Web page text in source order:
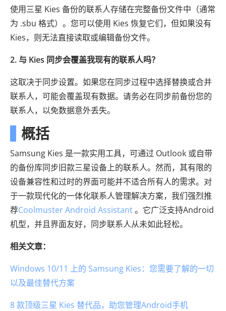
使用三星 Kies 备份的联系人存储在完整备份文件中（通常
为 .sbu 格式）。您可以使用 Kies 恢复它们，但如果没有
Kies，则无法直接读取或编辑备份文件。
2. 与 Kies 同步会覆盖我现有的联系人吗？
这取决于同步设置。如果您在同步过程中选择替换或合并
联系人，可能会覆盖现有数据。请务必在同步前备份您的
联系人，以免数据意外丢失。
概括
Samsung Kies 是一款实用工具，可通过 Outlook 或自带
的备份库同步旧款三星设备上的联系人。然而，其有限的
设备兼容性和过时的界面可能并不适合所有人的需求。对
于一款现代化的一体化联系人管理解决方案，我们强烈推
荐Coolmuster Android Assistant。它广泛支持Android
机型，并且界面友好，同步联系人从未如此轻松。
相关文章：
Windows 10/11 上的 Samsung Kies：您需要了解的一切
以及最佳替代方案
8 款顶级三星 Kies 替代品，助您管理Android手机